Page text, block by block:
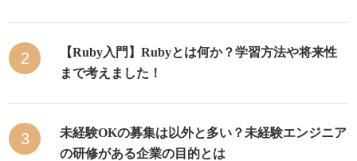
2
【Ruby入門】Rubyとは何か？学習方法や将来性
まで考えました！
3
未経験OKの募集は以外と多い？未経験エンジニア
の研修がある企業の目的とは